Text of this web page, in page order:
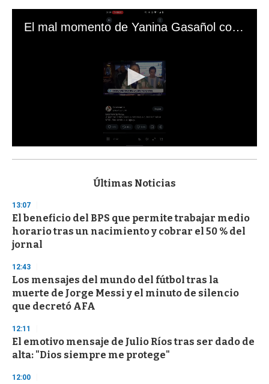
El mal momento de Yanina Gasañol con un hincha argentino en "Subrayado"
s
d
s
o
f
3
s
e
c
o
n
d
Últimas Noticias
13:07
El beneficio del BPS que permite trabajar medio
horario tras un nacimiento y cobrar el 50 % del
jornal
12:43
Los mensajes del mundo del fútbol tras la
muerte de Jorge Messi y el minuto de silencio
que decretó AFA
12:11
El emotivo mensaje de Julio Ríos tras ser dado de
alta: "Dios siempre me protege"
12:00